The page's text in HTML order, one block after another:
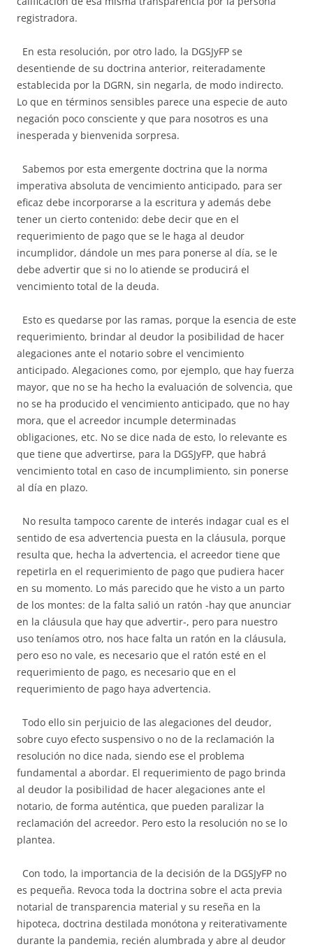
registradora.
En esta resolución, por otro lado, la DGSJyFP se
desentiende de su doctrina anterior, reiteradamente
establecida por la DGRN, sin negarla, de modo indirecto.
Lo que en términos sensibles parece una especie de auto
negación poco consciente y que para nosotros es una
inesperada y bienvenida sorpresa.
Sabemos por esta emergente doctrina que la norma
imperativa absoluta de vencimiento anticipado, para ser
eficaz debe incorporarse a la escritura y además debe
tener un cierto contenido: debe decir que en el
requerimiento de pago que se le haga al deudor
incumplidor, dándole un mes para ponerse al día, se le
debe advertir que si no lo atiende se producirá el
vencimiento total de la deuda.
Esto es quedarse por las ramas, porque la esencia de este
requerimiento, brindar al deudor la posibilidad de hacer
alegaciones ante el notario sobre el vencimiento
anticipado. Alegaciones como, por ejemplo, que hay fuerza
mayor, que no se ha hecho la evaluación de solvencia, que
no se ha producido el vencimiento anticipado, que no hay
mora, que el acreedor incumple determinadas
obligaciones, etc. No se dice nada de esto, lo relevante es
que tiene que advertirse, para la DGSJyFP, que habrá
vencimiento total en caso de incumplimiento, sin ponerse
al día en plazo.
No resulta tampoco carente de interés indagar cual es el
sentido de esa advertencia puesta en la cláusula, porque
resulta que, hecha la advertencia, el acreedor tiene que
repetirla en el requerimiento de pago que pudiera hacer
en su momento. Lo más parecido que he visto a un parto
de los montes: de la falta salió un ratón -hay que anunciar
en la cláusula que hay que advertir-, pero para nuestro
uso teníamos otro, nos hace falta un ratón en la cláusula,
pero eso no vale, es necesario que el ratón esté en el
requerimiento de pago, es necesario que en el
requerimiento de pago haya advertencia.
Todo ello sin perjuicio de las alegaciones del deudor,
sobre cuyo efecto suspensivo o no de la reclamación la
resolución no dice nada, siendo ese el problema
fundamental a abordar. El requerimiento de pago brinda
al deudor la posibilidad de hacer alegaciones ante el
notario, de forma auténtica, que pueden paralizar la
reclamación del acreedor. Pero esto la resolución no se lo
plantea.
Con todo, la importancia de la decisión de la DGSJyFP no
es pequeña. Revoca toda la doctrina sobre el acta previa
notarial de transparencia material y su reseña en la
hipoteca, doctrina destilada monótona y reiterativamente
durante la pandemia, recién alumbrada y abre al deudor